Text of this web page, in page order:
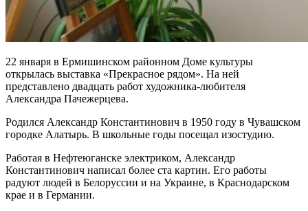
22 января в Ермишинском районном Доме культуры
открылась выставка «Прекрасное рядом». На ней
представлено двадцать работ художника-любителя
Александра Пачежерцева.
Родился Александр Константинович в 1950 году в Чувашском
городке Алатырь. В школьные годы посещал изостудию.
Работая в Нефтеюганске электриком, Александр
Константинович написал более ста картин. Его работы
радуют людей в Белоруссии и на Украине, в Краснодарском
крае и в Германии.